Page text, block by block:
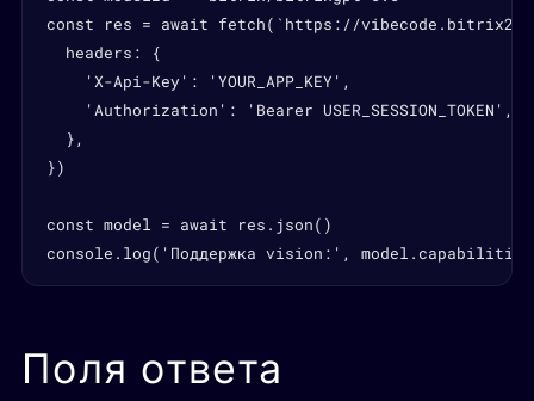
const res = await fetch(`https://
  headers: {
    'X-Api-Key': 'YOUR_APP_KEY',
    'Authorization': 'Bearer USER_SESSION_TOKEN',
  },
})
const model = await res.json()
console.log('Поддержка vision:',
Поля ответа